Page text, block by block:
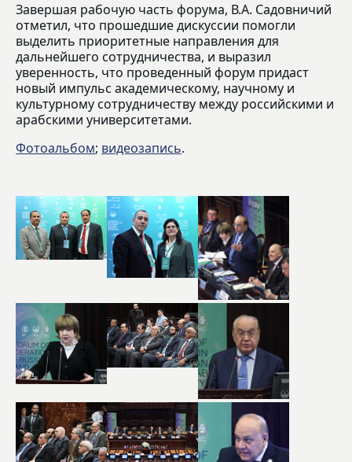
Завершая рабочую часть форума, В.А. Садовничий
отметил, что прошедшие дискуссии помогли
выделить приоритетные направления для
дальнейшего сотрудничества, и выразил
уверенность, что проведенный форум придаст
новый импульс академическому, научному и
культурному сотрудничеству между российскими и
арабскими университетами.
Фотоальбом; видеозапись.